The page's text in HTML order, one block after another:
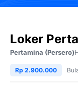
Loker
Pertamina (Persero)
Rp 2.900.000